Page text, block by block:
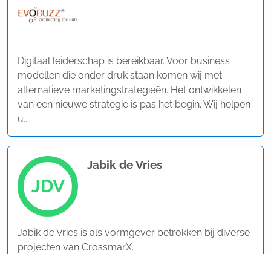
Digitaal leiderschap is bereikbaar. Voor business
modellen die onder druk staan komen wij met
alternatieve marketingstrategieën. Het ontwikkelen
van een nieuwe strategie is pas het begin. Wij helpen
u...
JDV
Jabik de Vries
Jabik de Vries is als vormgever betrokken bij diverse
projecten van CrossmarX.